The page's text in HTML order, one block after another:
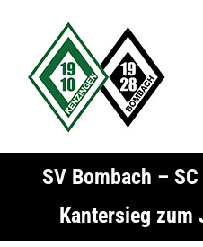
springen
SV Bombach –
Kantersieg zum